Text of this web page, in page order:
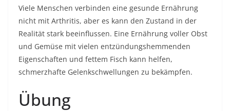
Viele Menschen verbinden eine gesunde Ernährung
nicht mit Arthritis, aber es kann den Zustand in der
Realität stark beeinflussen. Eine Ernährung voller Obst
und Gemüse mit vielen entzündungshemmenden
Eigenschaften und fettem Fisch kann helfen,
schmerzhafte Gelenkschwellungen zu bekämpfen.
Übung